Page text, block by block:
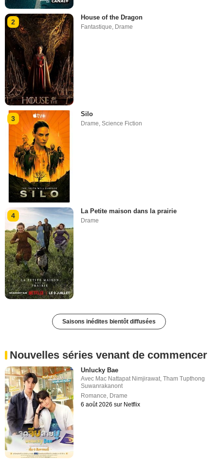
2
House of the Dragon
Fantastique, Drame
3
Silo
Drame,Science Fiction
4
La Petite maison dans la prairie
Drame
Saisons inédites bientôt diffusées
Nouvelles séries venant de commencer
Unlucky Bae
Avec Mac Nattapat Nimjirawat,Tham Tupthong
Suwanrakanont
Romance, Drame
6 août 2026 sur Netflix